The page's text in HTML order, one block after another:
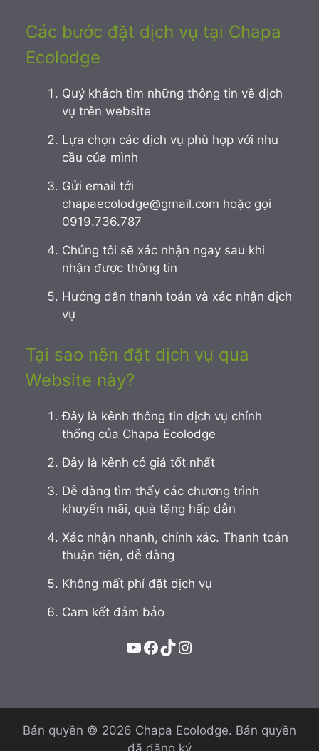
Các bước đặt dịch vụ tại Chapa
Ecolodge
Quý khách tìm những thông tin về dịch
vụ trên website
Lựa chọn các dịch vụ phù hợp với nhu
cầu của mình
Gửi email tới
chapaecolodge@gmail.com hoặc gọi
0919.736.787
Chúng tôi sẽ xác nhận ngay sau khi
nhận được thông tin
Hướng dẫn thanh toán và xác nhận dịch
vụ
Tại sao nên đặt dịch vụ qua
Website này?
Đây là kênh thông tin dịch vụ chính
thống của Chapa Ecolodge
Đây là kênh có giá tốt nhất
Dễ dàng tìm thấy các chương trình
khuyến mãi, quà tặng hấp dẫn
Xác nhận nhanh, chính xác. Thanh toán
thuận tiện, dễ dàng
Không mất phí đặt dịch vụ
Cam kết đảm bảo
YouTube Facebook TikTok Instagram
Bản quyền © 2026 Chapa Ecolodge. Bản quyền
đã đăng ký